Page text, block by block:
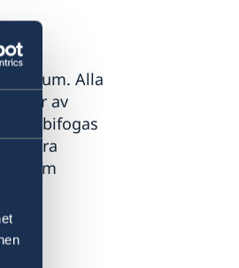
Alla
av
ska bifogas
andra
om